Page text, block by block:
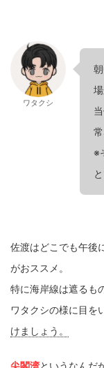
ワタクシ
※
佐渡はどこでも午後
がおススメ。
特に海岸線は遮るも
ワタクシの様に目を
けましょう。
尖閣湾というなんだ